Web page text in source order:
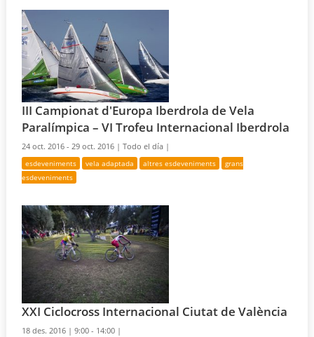
III Campionat d'Europa Iberdrola de Vela
Paralímpica – VI Trofeu Internacional Iberdrola
24 oct. 2016 - 29 oct. 2016 |Todo el día |
esdeveniments vela adaptada altres esdeveniments
grans
esdeveniments
XXI Ciclocross Internacional Ciutat de València
18 des. 2016 |9:00 - 14:00 |